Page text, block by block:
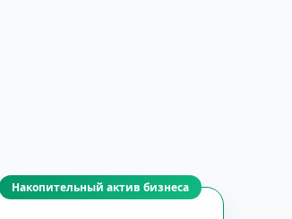
Накопительный актив бизнеса